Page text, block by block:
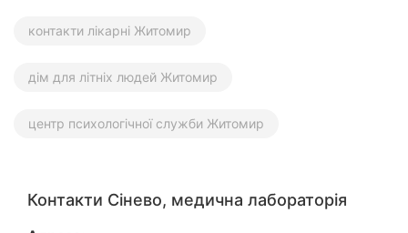
контакти лікарні Житомир
дім для літніх людей Житомир
центр психологічної служби Житомир
Контакти Сінево, медична лабораторія